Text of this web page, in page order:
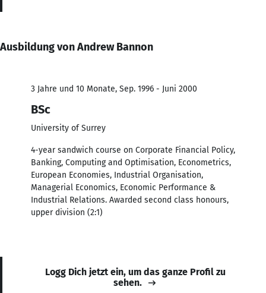
Ausbildung von Andrew Bannon
3 Jahre und 10 Monate, Sep. 1996 - Juni 2000
BSc
University of Surrey
4-year sandwich course on Corporate Financial Policy,
Banking, Computing and Optimisation, Econometrics,
European Economies, Industrial Organisation,
Managerial Economics, Economic Performance &
Industrial Relations. Awarded second class honours,
upper division (2:1)
Logg Dich jetzt ein, um das ganze Profil zu
sehen.